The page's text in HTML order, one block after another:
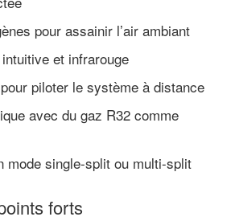
pour assainir l’air ambiant
et infrarouge
piloter le système à distance
avec du gaz R32 comme
mode single-split ou multi-split
forts